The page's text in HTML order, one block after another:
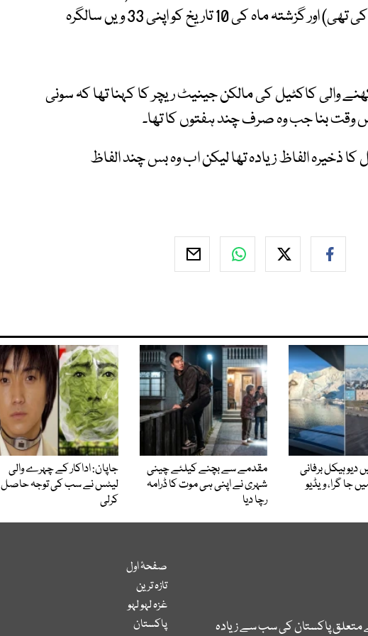
تصدیق ادارے نے اکتوبر 2025 میں کی تھی) اور گزشتہ ماہ کی 10 تاریخ کو اپنی 33 ویں سالگرہ
والی کاکٹیل کی مالکن جینیٹ ریچر کا کہنا تھا کہ سونی
کا ذخیرہ الفاظ زیادہ تھا لیکن اب وہ بس چند الفاظ
دیو ہیکل برفانی
جا گرا، ویڈیو
مقدمے سے بچنے کیلئے چینی
شہری نے اپنی ہی موت کا ڈرامہ
رچا دیا
جاپان: اداکار کے چہرے والی
لیٹس نے سب کی توجہ حاصل
کرلی
متعلق پاکستان کی سب سے زیادہ
صفحۂ اول
تازہ ترین
غزہ لہو لہو
پاکستان